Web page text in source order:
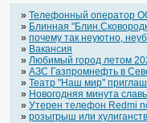
» Телефонный оператор
» Блинная
» почему так неуютно,
» Вакансия
» Любимый город летом
» АЗС Газпромнефть в
» Театр "Наш мир"
» Новогодняя минута
» Утерен телефон Redmi
» розыгрыш или